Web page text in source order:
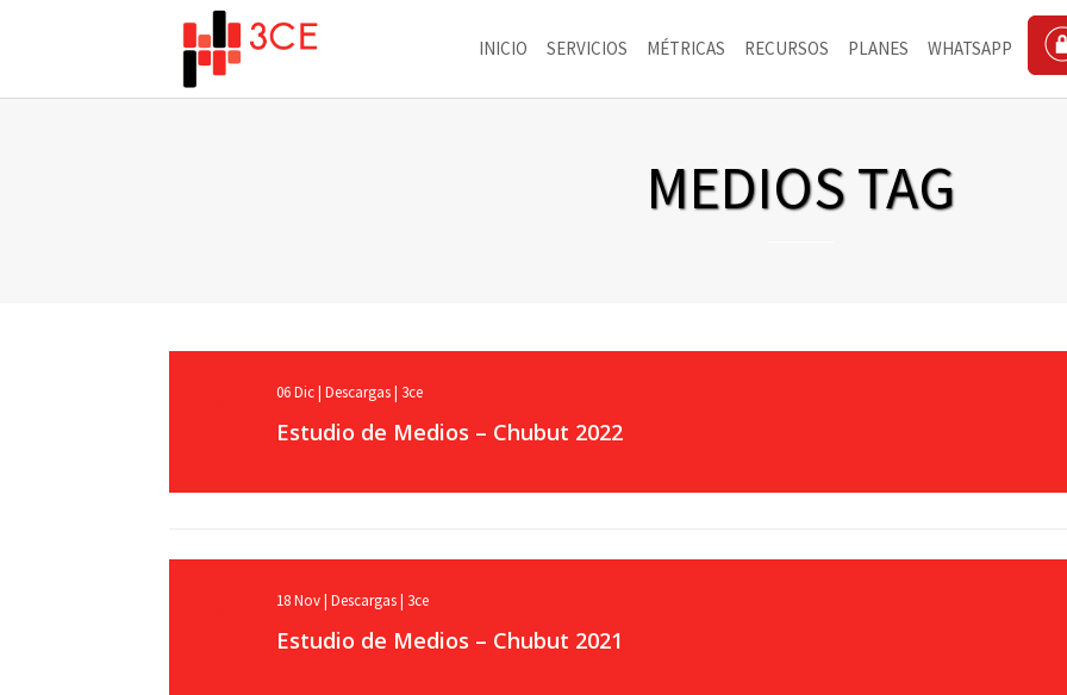
INICIO SERVICIOS MÉTRICAS RECURSOS PLANES WHATSAPP
MEDIOS TAG
06Dic| Descargas| 3ce
Estudio de Medios – Chubut 2022
18Nov| Descargas| 3ce
Estudio de Medios – Chubut 2021